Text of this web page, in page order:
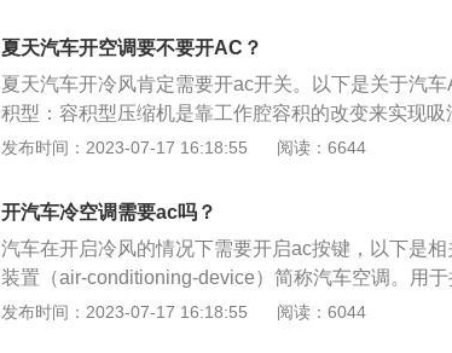
机制热的，而是依靠发动机的水温来提供热源。
夏天汽车开空调要不要开AC？
夏天汽车开冷风肯定需要开ac开关。以下是关于汽
积型：容积型压缩机是靠工作腔容积的改变来实现
于这类压缩机的有往复式压缩机和回转式压缩机。速
离心式和轴流式压缩机，常用的是离心式压缩机。2
一种回转式容积式压缩机。利用螺杆的齿槽容积和位
入、压缩和排气过程。无油螺杆压缩机在本世纪三十
气。后来汽缸内喷油的螺杆式压缩机出现，性能得到
是制冷压缩机中主要机种之一。螺杆式压缩机分为双
发布时间：2023-07-17 16:18:55 阅读：6644
开汽车冷空调需要ac吗？
汽车在开启冷风的情况下需要开启ac按键，以下是
装置（air-conditioning-device）简称汽车空调。用
度、空气清洁度及空气流动调整和控制在最佳状态，
发布时间：2023-07-17 16:18:55 阅读：6044